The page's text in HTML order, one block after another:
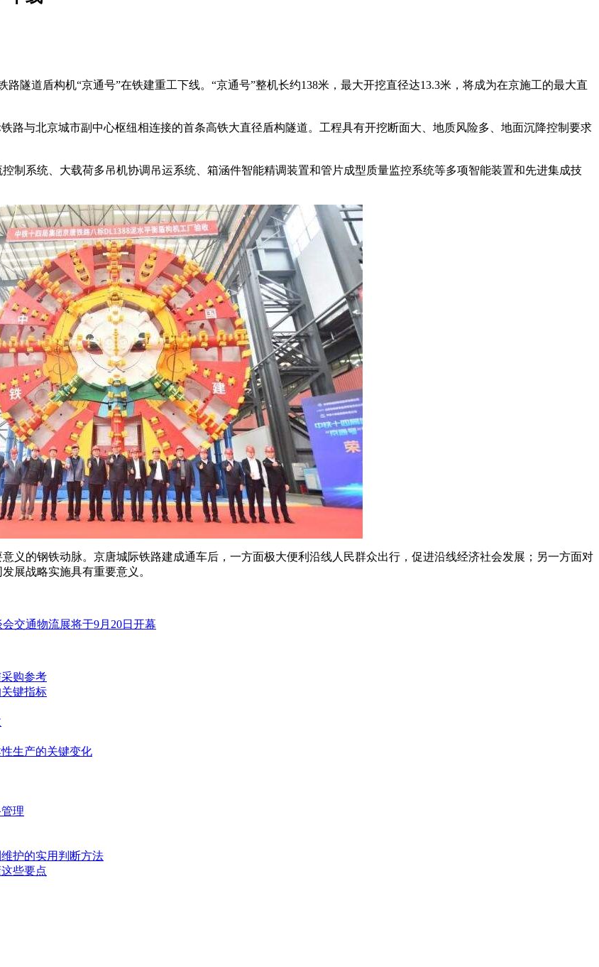
道盾构机“京通号”在铁建重工下线。“京通号”整机长约138米，最大开挖直径达13.3米，将成为在京施工的最大直
与北京城市副中心枢纽相连接的首条高铁大直径盾构隧道。工程具有开挖断面大、地质风险多、地面沉降控制要求
系统、大载荷多吊机协调吊运系统、箱涵件智能精调装置和管片成型质量监控系统等多项智能装置和先进集成技
的钢铁动脉。京唐城际铁路建成通车后，一方面极大便利沿线人民群众出行，促进沿线经济社会发展；另一方面对
展战略实施具有重要意义。
交通物流展将于9月20日开幕
购参考
键指标
生产的关键变化
理
护的实用判断方法
些要点